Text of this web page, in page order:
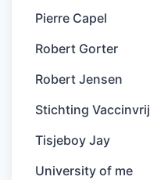
Pierre Capel
Robert Gorter
Robert Jensen
Stichting Vaccinvrij
Tisjeboy Jay
University of me